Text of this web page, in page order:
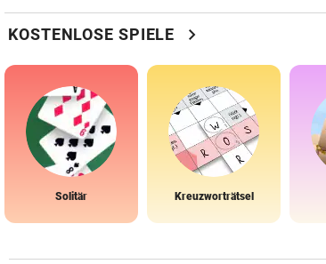
KOSTENLOSE SPIELE chevron_right
Solitär Kreuzworträtsel